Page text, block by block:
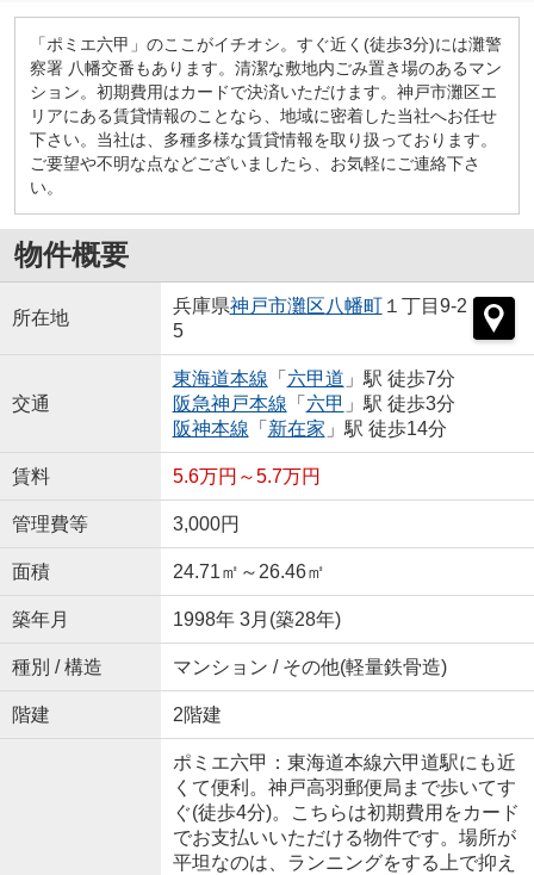
「ポミエ六甲」のここがイチオシ。すぐ近く(徒歩3分)には灘警
察署 八幡交番もあります。清潔な敷地内ごみ置き場のあるマン
ション。初期費用はカードで決済いただけます。神戸市灘区エ
リアにある賃貸情報のことなら、地域に密着した当社へお任せ
下さい。当社は、多種多様な賃貸情報を取り扱っております。
ご要望や不明な点などございましたら、お気軽にご連絡下さ
い。
物件概要
所在地
兵庫県神戸市灘区八幡町１丁目9-2
5
交通
東海道本線 「 六甲道 」駅 徒歩7分
阪急神戸本線 「 六甲 」駅 徒歩3分
阪神本線 「 新在家 」駅 徒歩14分
賃料 5.6万円～5.7万円
管理費等 3,000円
面積 24.71㎡～26.46㎡
築年月 1998年 3月(築28年)
種別 / 構造 マンション / その他(軽量鉄骨造)
階建 2階建
ポミエ六甲：東海道本線六甲道駅にも近
くて便利。神戸高羽郵便局まで歩いてす
ぐ(徒歩4分)。こちらは初期費用をカード
でお支払いいただける物件です。場所が
平坦なのは、ランニングをする上で抑え